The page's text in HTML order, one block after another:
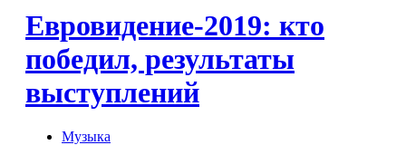
Евровидение-2019: кто
победил, результаты
выступлений
Музыка